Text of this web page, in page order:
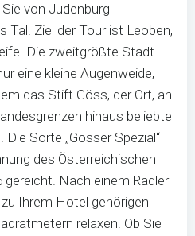
von Judenburg
Tal. Ziel der Tour ist Leoben,
Die zweitgrößte Stadt
eine kleine Augenweide,
das Stift Göss, der Ort, an
hinaus beliebte
Sorte „Gösser Spezial“
des Österreichischen
Nach einem Radler
Ihrem Hotel gehörigen
relaxen. Ob Sie